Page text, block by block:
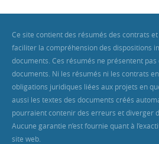
Ce site contient des résumés des contrats
faciliter la compréhension des dispositions
documents. Ces résumés ne présentent
documents. Ni les résumés ni les contrats
obligations juridiques liées aux projets en
aussi les textes des documents créés
pourraient contenir des erreurs et diverger
Aucune garantie n’est fournie quant à
site web.